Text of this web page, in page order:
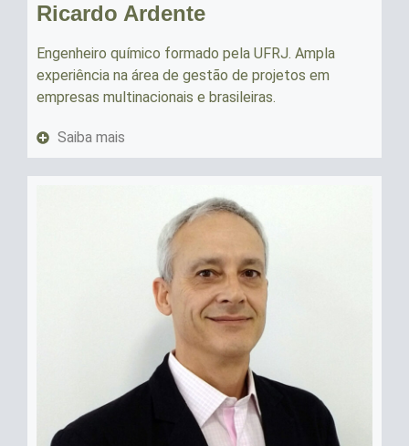
Ricardo Ardente
Engenheiro químico formado pela UFRJ. Ampla
experiência na área de gestão de projetos em
empresas multinacionais e brasileiras.
Saiba mais